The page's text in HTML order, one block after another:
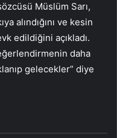
Müslüm Sarı,
alındığını ve kesin
edildiğini açıkladı.
daha
gelecekler” diye